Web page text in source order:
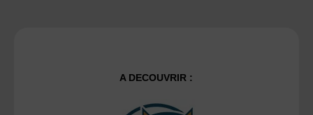
A DECOUVRIR :